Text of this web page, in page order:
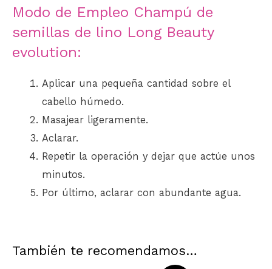
Modo de Empleo Champú de
semillas de lino Long Beauty
evolution:
Aplicar una pequeña cantidad sobre el
cabello húmedo.
Masajear ligeramente.
Aclarar.
Repetir la operación y dejar que actúe unos
minutos.
Por último, aclarar con abundante agua.
También te recomendamos…